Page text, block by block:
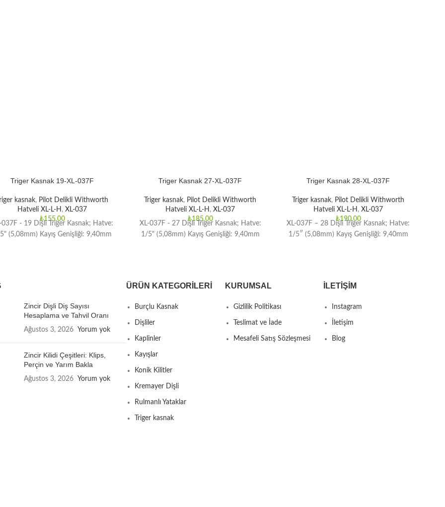
Triger Kasnak 19-XL-037F
Triger kasnak, Pilot Delikli Withworth
Hatveli XL-L-H , XL-037
₺155,00
037F - 19 Dişli Triger Kasnak; Hatve:
(5,08mm) Kayış Genişliği: 9,40mm
Triger Kasnak 27-XL-037F
Triger kasnak, Pilot Delikli Withworth
Hatveli XL-L-H , XL-037
₺185,00
XL-037F - 27 Dişli Triger Kasnak; Hatve:
1/5" (5,08mm) Kayış Genişliği: 9,40mm
Triger Kasnak 28-XL-037F
Triger kasnak, Pilot Delikli Withworth
Hatveli XL-L-H , XL-037
₺190,00
XL-037F – 28 Dişli Triger Kasnak; Hatve:
1/5″ (5,08mm) Kayış Genişliği: 9,40mm
Zincir Dişli Diş Sayısı
Hesaplama ve Tahvil Oranı
Ağustos 3, 2026 Yorum yok
Zincir Kilidi Çeşitleri: Klips,
Perçin ve Yarım Bakla
Ağustos 3, 2026 Yorum yok
ÜRÜN KATEGORILERI
Burçlu Kasnak
Dişliler
Kaplinler
Kayışlar
Konik Kilitler
Kremayer Dişli
Rulmanlı Yataklar
Triger kasnak
KURUMSAL
Gizlilik Politikası
Teslimat ve İade
Mesafeli Satış Sözleşmesi
İLETIŞIM
Instagram
İletişim
Blog